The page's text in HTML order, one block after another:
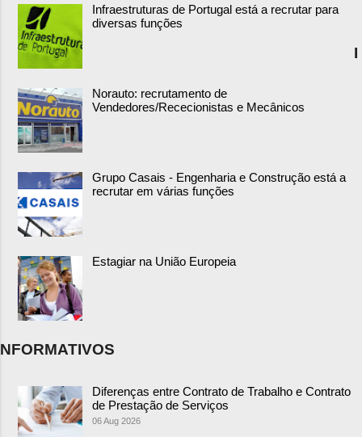
Infraestruturas de Portugal está a recrutar para
diversas funções
Norauto: recrutamento de
Vendedores/Rececionistas e Mecânicos
Grupo Casais - Engenharia e Construção está a
recrutar em várias funções
Estagiar na União Europeia
I
NFORMATIVOS
Diferenças entre Contrato de Trabalho e Contrato
de Prestação de Serviços
06 Aug 2026